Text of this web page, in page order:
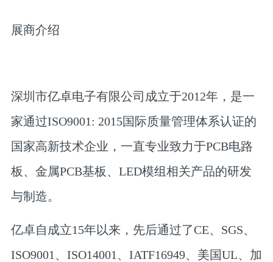
展商介绍
深圳市亿卓电子有限公司成立于2012年，是一
家通过ISO9001: 2015国际质量管理体系认证的
国家高新技术企业，一直专业致力于PCB电路
板、金属PCB基板、LED模组相关产品的研发
与制造。
亿卓自成立15年以来，先后通过了CE、SGS、
ISO9001、ISO14001、IATF16949、美国UL、加